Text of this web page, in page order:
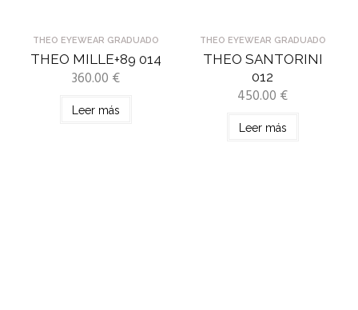
THEO EYEWEAR GRADUADO
THEO MILLE+89 014
360.00 €
Leer más
THEO EYEWEAR GRADUADO
THEO SANTORINI
012
450.00 €
Leer más